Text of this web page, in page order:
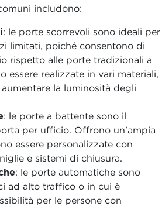
includono:
: le porte scorrevoli sono ideali per
limitati, poiché consentono di
rispetto alle porte tradizionali a
essere realizzate in vari materiali,
la luminosità degli
: le porte a battente sono il
per ufficio. Offrono un'ampia
essere personalizzate con
e sistemi di chiusura.
: le porte automatiche sono
ad alto traffico o in cui è
per le persone con